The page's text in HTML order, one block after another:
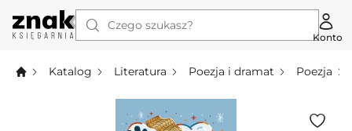
Czego szukasz?
Konto
Katalog Literatura Poezja i dramat Poezja